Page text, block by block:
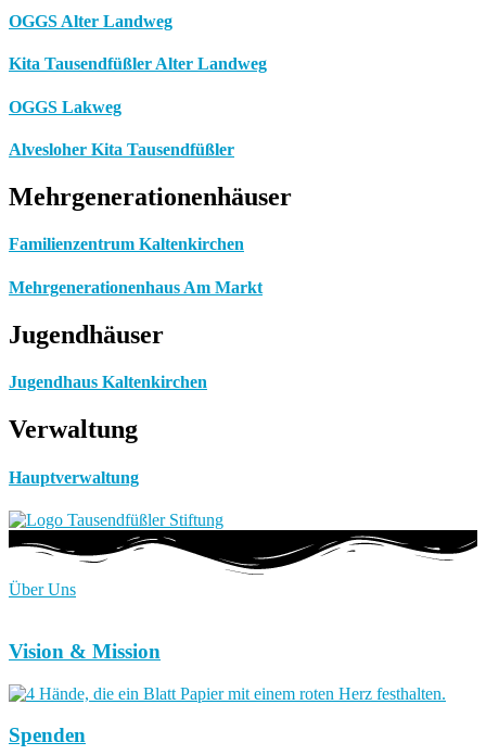
OGGS Alter Landweg
Kita Tausendfüßler Alter Landweg
OGGS Lakweg
Alvesloher Kita Tausendfüßler
Mehrgenerationenhäuser
Familienzentrum Kaltenkirchen
Mehrgenerationenhaus Am Markt
Jugendhäuser
Jugendhaus Kaltenkirchen
Verwaltung
Hauptverwaltung
Über Uns
Vision & Mission
Spenden